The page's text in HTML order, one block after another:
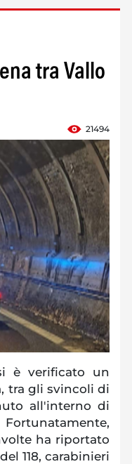
tra Vallo
21494
è verificato un
tra gli svincoli di
all'interno di
ha riportato
118, carabinieri